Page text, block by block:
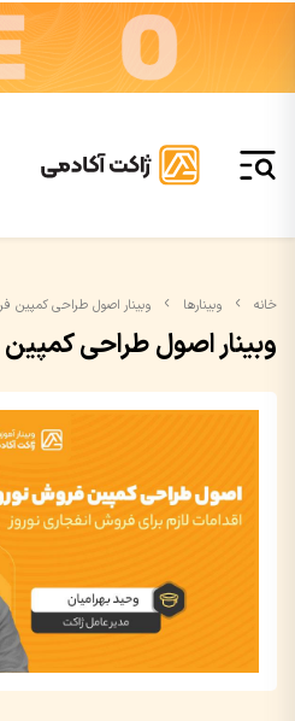
خانه وبینارها وبینار اصول طراحی کمپین
وبینار اصول طراحی